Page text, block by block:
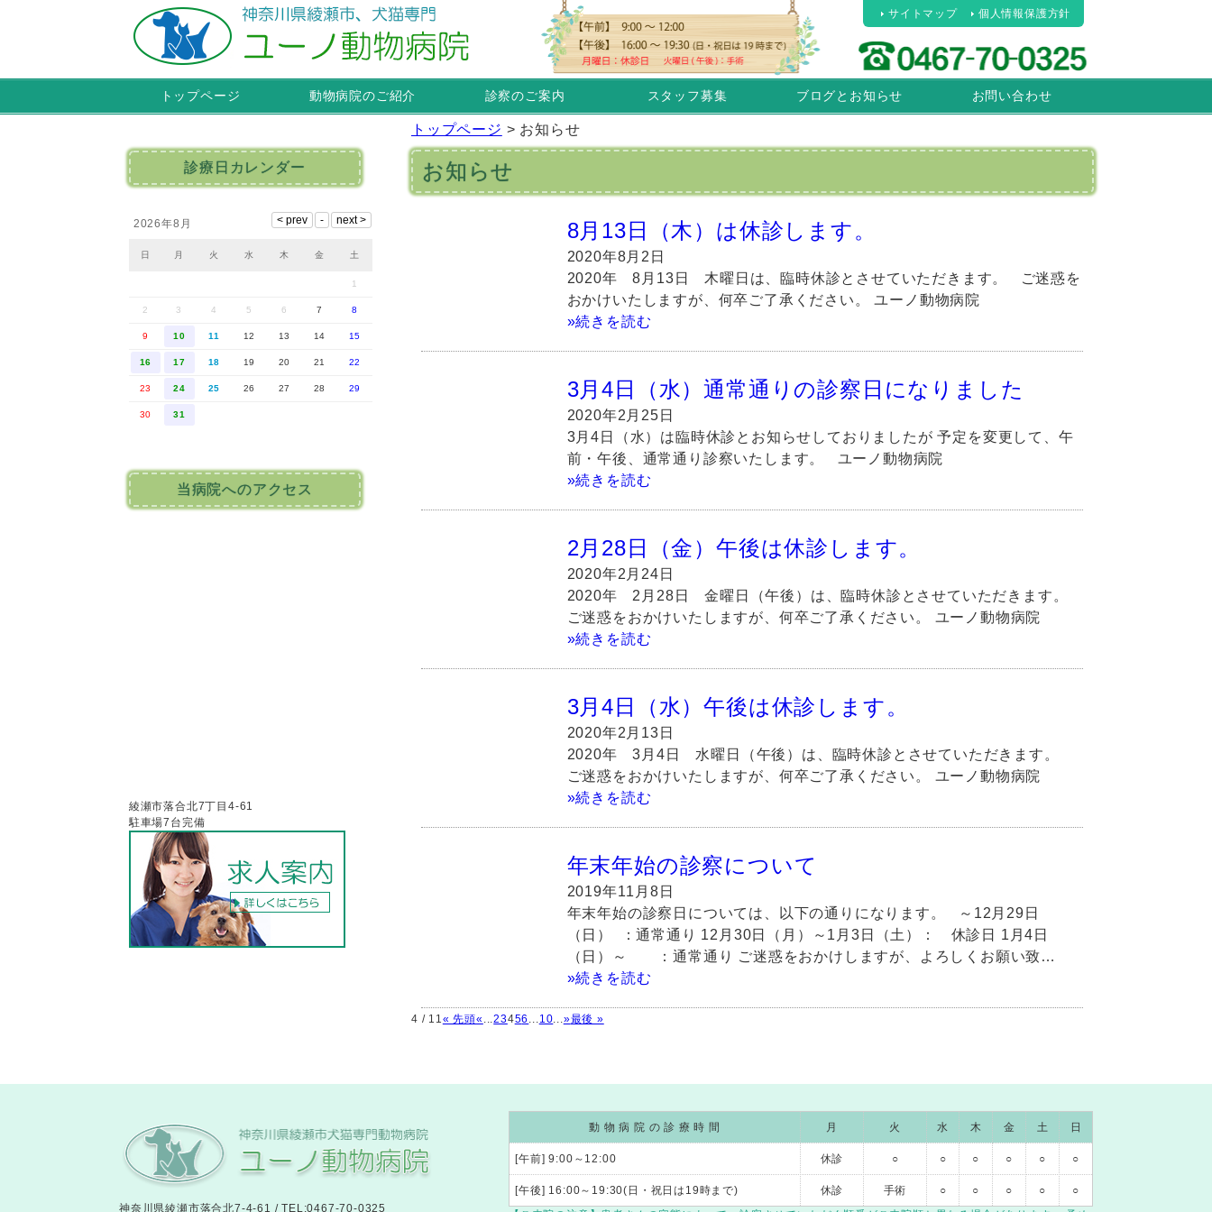
サイトマップ 個人情報保護方針
トップページ 動物病院のご紹介 診察のご案内 スタッフ募集 ブログとお知らせ お問い合わせ
トップページ > お知らせ
お知らせ
8月13日（木）は休診します。
2020年8月2日
2020年 8月13日 木曜日は、臨時休診とさせていただきます。 ご迷惑を
おかけいたしますが、何卒ご了承ください。 ユーノ動物病院
»続きを読む
3月4日（水）通常通りの診察日になりました
2020年2月25日
3月4日（水）は臨時休診とお知らせしておりましたが 予定を変更して、午
前・午後、通常通り診察いたします。 ユーノ動物病院
»続きを読む
2月28日（金）午後は休診します。
2020年2月24日
2020年 2月28日 金曜日（午後）は、臨時休診とさせていただきます。
ご迷惑をおかけいたしますが、何卒ご了承ください。 ユーノ動物病院
»続きを読む
3月4日（水）午後は休診します。
2020年2月13日
2020年 3月4日 水曜日（午後）は、臨時休診とさせていただきます。
ご迷惑をおかけいたしますが、何卒ご了承ください。 ユーノ動物病院
»続きを読む
年末年始の診察について
2019年11月8日
年末年始の診察日については、以下の通りになります。 ～12月29日
（日） ：通常通り 12月30日（月）～1月3日（土）： 休診日 1月4日
（日）～ ：通常通り ご迷惑をおかけしますが、よろしくお願い致…
»続きを読む
4 / 11« 先頭« ...23456 ...10...»最後 »
診療日カレンダー
2026年8月
日 月 火 水 木 金 土
1
2 3 4 5 6 7 8
9 10 11 12 13 14 15
16 17 18 19 20 21 22
23 24 25 26 27 28 29
30 31
当病院へのアクセス
綾瀬市落合北7丁目4-61
駐車場7台完備
神奈川県綾瀬市落合北7-4-61 / TEL:0467-70-0325
動 物 病 院 の 診 療 時 間 月 火 水 木 金 土 日
[午前] 9:00～12:00 休診 ○ ○ ○ ○ ○ ○
[午後] 16:00～19:30(日・祝日は19時まで) 休診 手術 ○ ○ ○ ○
○